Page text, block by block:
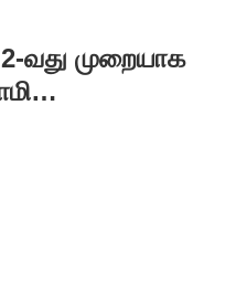
2-வது முறையாக